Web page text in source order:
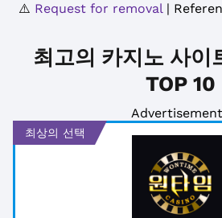
⚠️ Request for removal|
최고의 카지노 사이
TOP 10
최상의 선택